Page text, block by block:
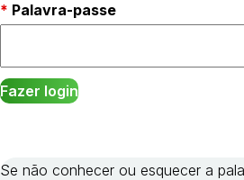
Palavra-passe
Se não conhecer ou esquecer a